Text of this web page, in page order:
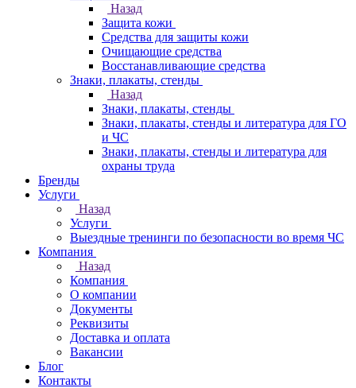
Назад
Защита кожи
Средства для защиты кожи
Очищающие средства
Восстанавливающие средства
Знаки, плакаты, стенды
Назад
Знаки, плакаты, стенды
Знаки, плакаты, стенды и литература для ГО
и ЧС
Знаки, плакаты, стенды и литература для
охраны труда
Бренды
Услуги
Назад
Услуги
Выездные тренинги по безопасности во время ЧС
Компания
Назад
Компания
О компании
Документы
Реквизиты
Доставка и оплата
Вакансии
Блог
Контакты